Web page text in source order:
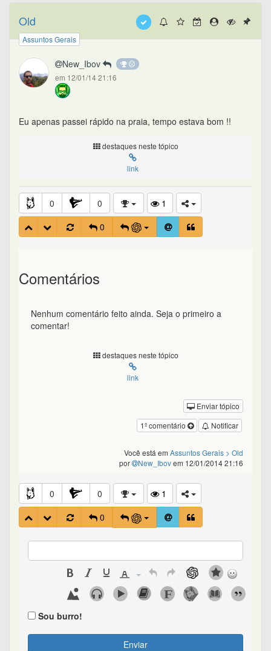
Old
Assuntos Gerais
New_Ibov
em 12/01/14 21:16
Eu apenas passei rápido na praia, tempo estava bom !!
destaques neste tópico
link
0 0
1
0
Comentários
Nenhum comentário feito ainda. Seja o primeiro a
comentar!
destaques neste tópico
link
Enviar tópico
Notificar
1º comentário
Você está em Assuntos Gerais > Old
por
New_Ibovem 12/01/2014 21:16
0 0
1
0
Sou burro!
Enviar